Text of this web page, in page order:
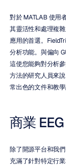
對於 MATLAB 使用
其靈活性和處理複
應用的首選。
分析功能。與偏向
這使您能夠對分析
方法的研究人員來
常出色的文件和教
商業
除了開源平台和我
充滿了針對特定行